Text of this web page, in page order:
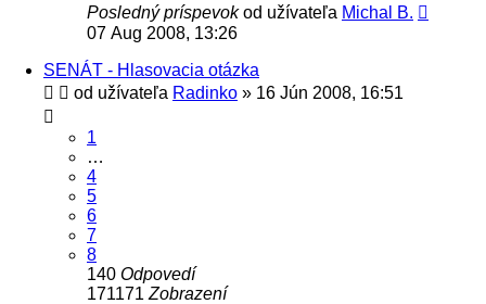
Posledný príspevokod užívateľa Michal B.
07 Aug 2008, 13:26
SENÁT - Hlasovacia otázka
od užívateľa Radinko » 16 Jún 2008, 16:51
1
…
4
5
6
7
8
140 Odpovedí
171171 Zobrazení